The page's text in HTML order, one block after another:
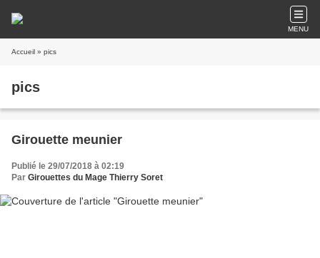
MENU
Accueil » pics
pics
Girouette meunier
Publié le 29/07/2018 à 02:19
Par Girouettes du Mage Thierry Soret